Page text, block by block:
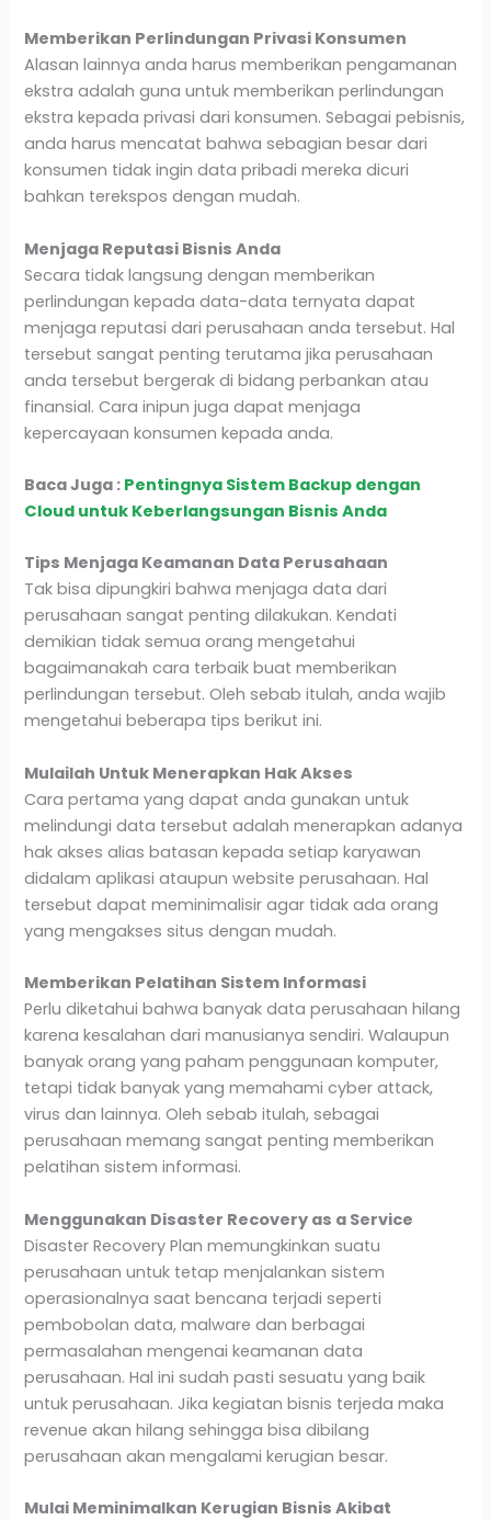
Memberikan Perlindungan Privasi Konsumen
Alasan lainnya anda harus memberikan pengamanan
ekstra adalah guna untuk memberikan perlindungan
ekstra kepada privasi dari konsumen. Sebagai pebisnis,
anda harus mencatat bahwa sebagian besar dari
konsumen tidak ingin data pribadi mereka dicuri
bahkan terekspos dengan mudah.
Menjaga Reputasi Bisnis Anda
Secara tidak langsung dengan memberikan
perlindungan kepada data-data ternyata dapat
menjaga reputasi dari perusahaan anda tersebut. Hal
tersebut sangat penting terutama jika perusahaan
anda tersebut bergerak di bidang perbankan atau
finansial. Cara inipun juga dapat menjaga
kepercayaan konsumen kepada anda.
Baca Juga : Pentingnya Sistem Backup dengan
Cloud untuk Keberlangsungan Bisnis Anda
Tips Menjaga Keamanan Data Perusahaan
Tak bisa dipungkiri bahwa menjaga data dari
perusahaan sangat penting dilakukan. Kendati
demikian tidak semua orang mengetahui
bagaimanakah cara terbaik buat memberikan
perlindungan tersebut. Oleh sebab itulah, anda wajib
mengetahui beberapa tips berikut ini.
Mulailah Untuk Menerapkan Hak Akses
Cara pertama yang dapat anda gunakan untuk
melindungi data tersebut adalah menerapkan adanya
hak akses alias batasan kepada setiap karyawan
didalam aplikasi ataupun website perusahaan. Hal
tersebut dapat meminimalisir agar tidak ada orang
yang mengakses situs dengan mudah.
Memberikan Pelatihan Sistem Informasi
Perlu diketahui bahwa banyak data perusahaan hilang
karena kesalahan dari manusianya sendiri. Walaupun
banyak orang yang paham penggunaan komputer,
tetapi tidak banyak yang memahami cyber attack,
virus dan lainnya. Oleh sebab itulah, sebagai
perusahaan memang sangat penting memberikan
pelatihan sistem informasi.
Menggunakan Disaster Recovery as a Service
Disaster Recovery Plan memungkinkan suatu
perusahaan untuk tetap menjalankan sistem
operasionalnya saat bencana terjadi seperti
pembobolan data, malware dan berbagai
permasalahan mengenai keamanan data
perusahaan. Hal ini sudah pasti sesuatu yang baik
untuk perusahaan. Jika kegiatan bisnis terjeda maka
revenue akan hilang sehingga bisa dibilang
perusahaan akan mengalami kerugian besar.
Mulai Meminimalkan Kerugian Bisnis Akibat